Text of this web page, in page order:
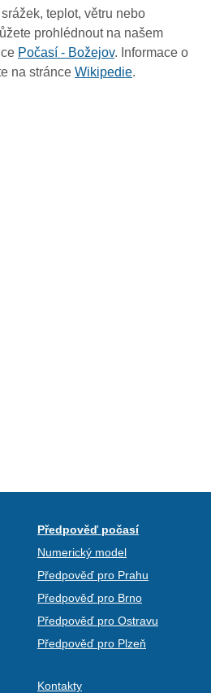
teplot, větru nebo
prohlédnout na našem
Počasí - Božejov. Informace o
na stránce Wikipedie.
Předpověď počasí
Numerický model
Předpověď pro Prahu
Předpověď pro Brno
Předpověď pro Ostravu
Předpověď pro Plzeň
Kontakty